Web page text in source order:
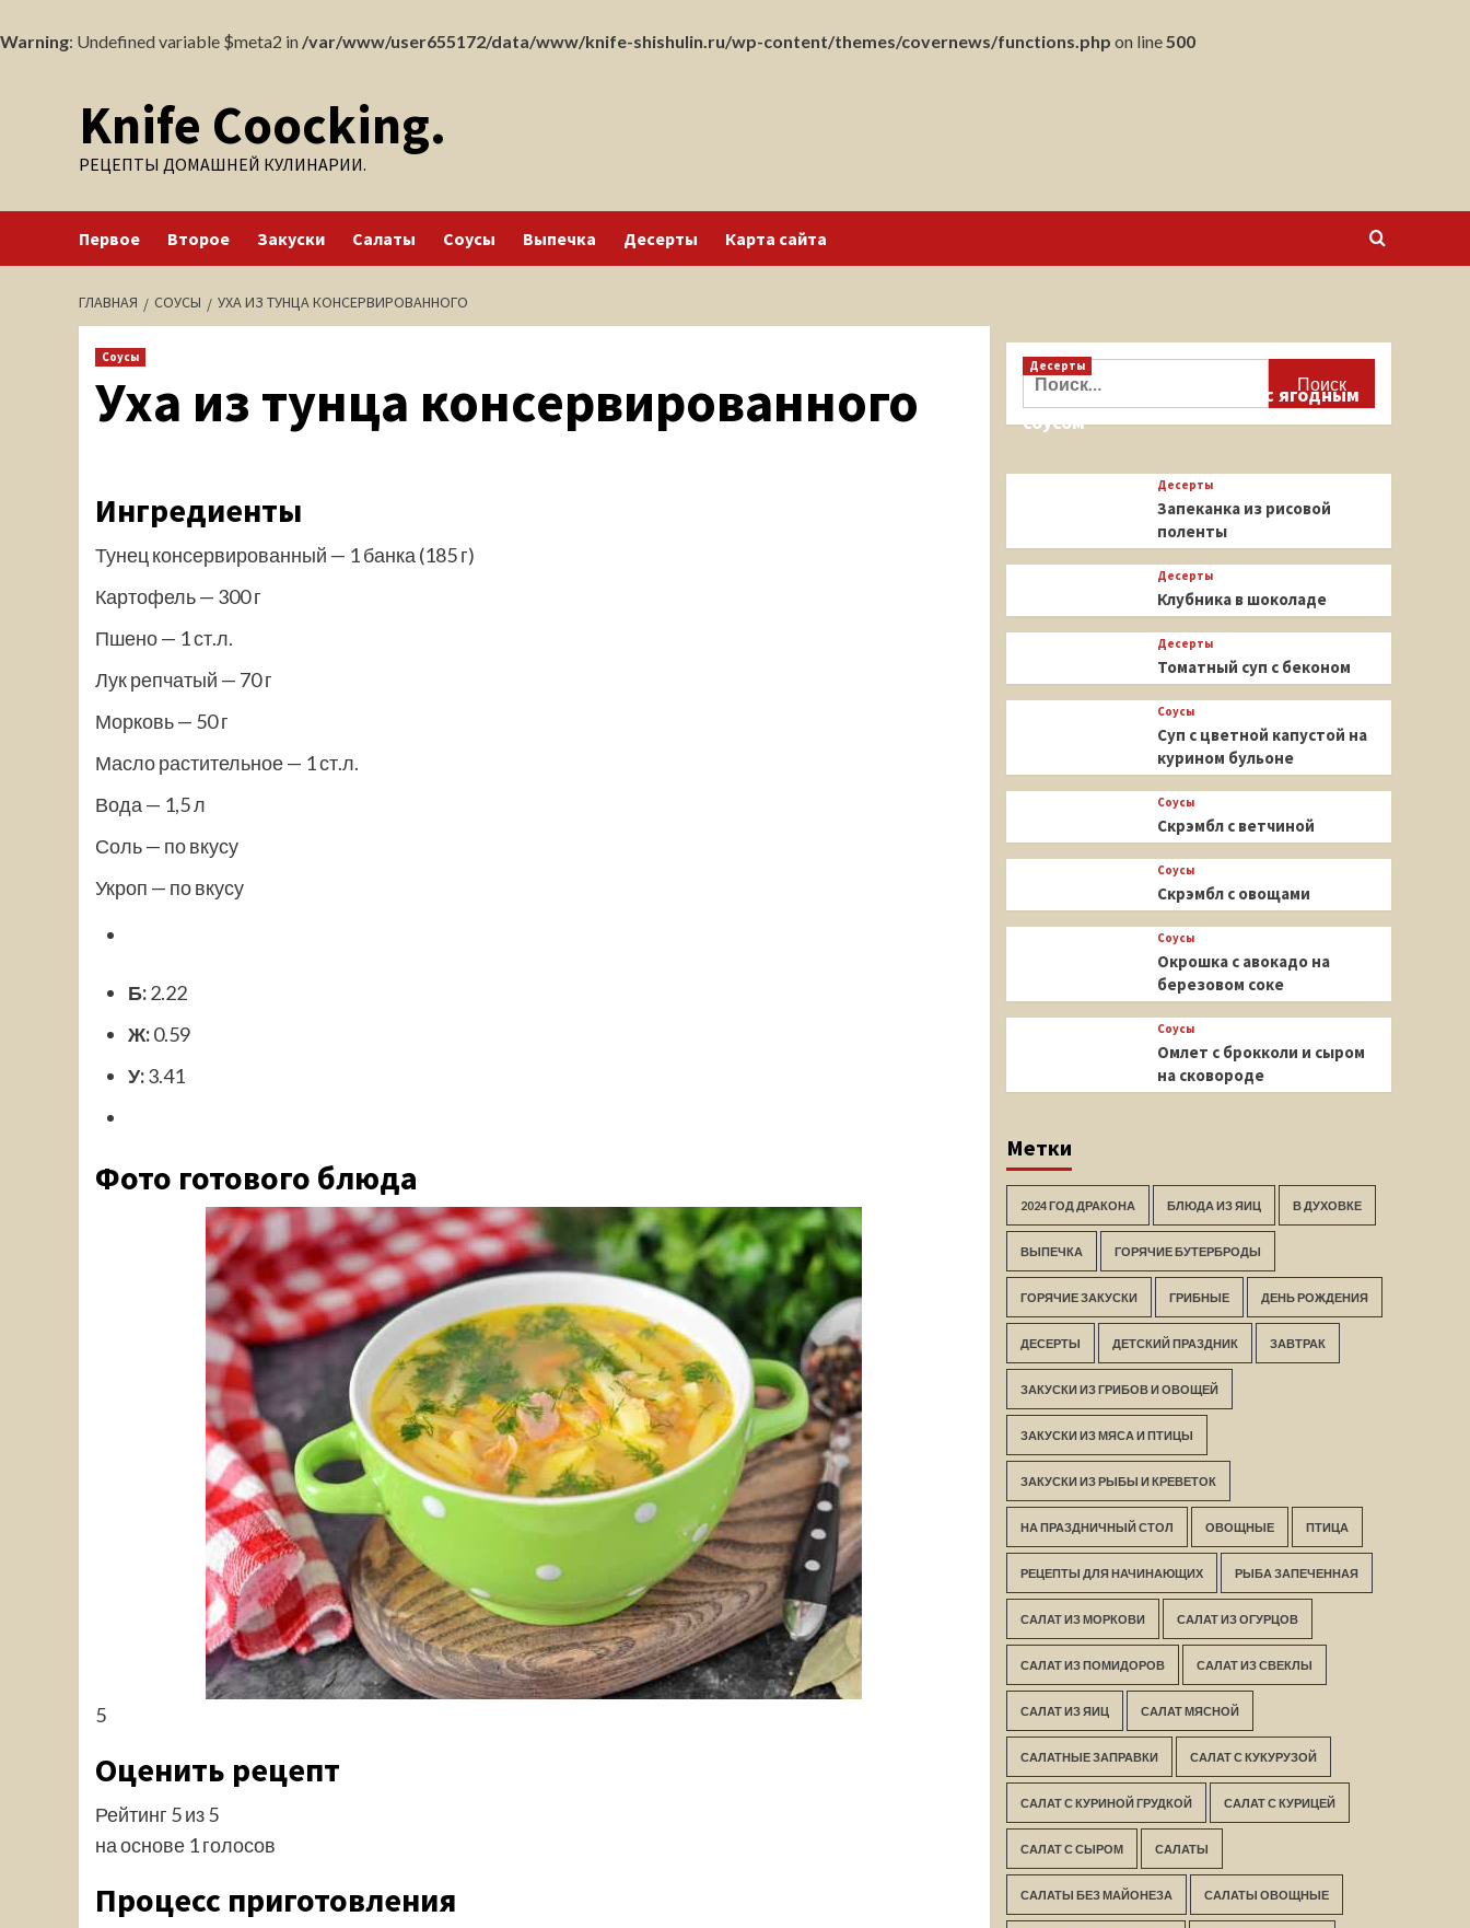
Warning: Undefined variable $meta2 in /var/www/user655172/data/www/knife-shishulin.ru/wp-content/themes/covernews/functions.php on line500
содержимомуKnife Coocking.
РЕЦЕПТЫ ДОМАШНЕЙ КУЛИНАРИИ.
Первое Второе Закуски Салаты Соусы Выпечка Десерты Карта сайта
ГЛАВНАЯ СОУСЫ УХА ИЗ ТУНЦА КОНСЕРВИРОВАННОГО
Соусы
Уха из тунца консервированного
Ингредиенты
Тунец консервированный — 1 банка (185 г)
Картофель — 300 г
Пшено — 1 ст.л.
Лук репчатый — 70 г
Морковь — 50 г
Масло растительное — 1 ст.л.
Вода — 1,5 л
Соль — по вкусу
Укроп — по вкусу
Б:2.22
Ж:0.59
У:3.41
Фото готового блюда
5
Оценить рецепт
Рейтинг 5 из 5
на основе 1 голосов
Процесс приготовления
Найти:
Десерты
Кекс на миндальной муке с ягодным
соусом
Десерты
Запеканка из рисовой
поленты
Десерты
Клубника в шоколаде
Десерты
Томатный суп с беконом
Соусы
Суп с цветной капустой на
курином бульоне
Соусы
Скрэмбл с ветчиной
Соусы
Скрэмбл с овощами
Соусы
Окрошка с авокадо на
березовом соке
Соусы
Омлет с брокколи и сыром
на сковороде
Метки
2024 ГОД ДРАКОНА БЛЮДА ИЗ ЯИЦ В ДУХОВКЕ
ВЫПЕЧКА ГОРЯЧИЕ БУТЕРБРОДЫ
ГОРЯЧИЕ ЗАКУСКИ ГРИБНЫЕ ДЕНЬ РОЖДЕНИЯ
ДЕСЕРТЫ ДЕТСКИЙ ПРАЗДНИК ЗАВТРАК
ЗАКУСКИ ИЗ ГРИБОВ И ОВОЩЕЙ
ЗАКУСКИ ИЗ МЯСА И ПТИЦЫ
ЗАКУСКИ ИЗ РЫБЫ И КРЕВЕТОК
НА ПРАЗДНИЧНЫЙ СТОЛ ОВОЩНЫЕ ПТИЦА
РЕЦЕПТЫ ДЛЯ НАЧИНАЮЩИХ РЫБА ЗАПЕЧЕННАЯ
САЛАТ ИЗ МОРКОВИ САЛАТ ИЗ ОГУРЦОВ
САЛАТ ИЗ ПОМИДОРОВ САЛАТ ИЗ СВЕКЛЫ
САЛАТ ИЗ ЯИЦ САЛАТ МЯСНОЙ
САЛАТНЫЕ ЗАПРАВКИ САЛАТ С КУКУРУЗОЙ
САЛАТ С КУРИНОЙ ГРУДКОЙ САЛАТ С КУРИЦЕЙ
САЛАТ С СЫРОМ САЛАТЫ
САЛАТЫ БЕЗ МАЙОНЕЗА САЛАТЫ ОВОЩНЫЕ